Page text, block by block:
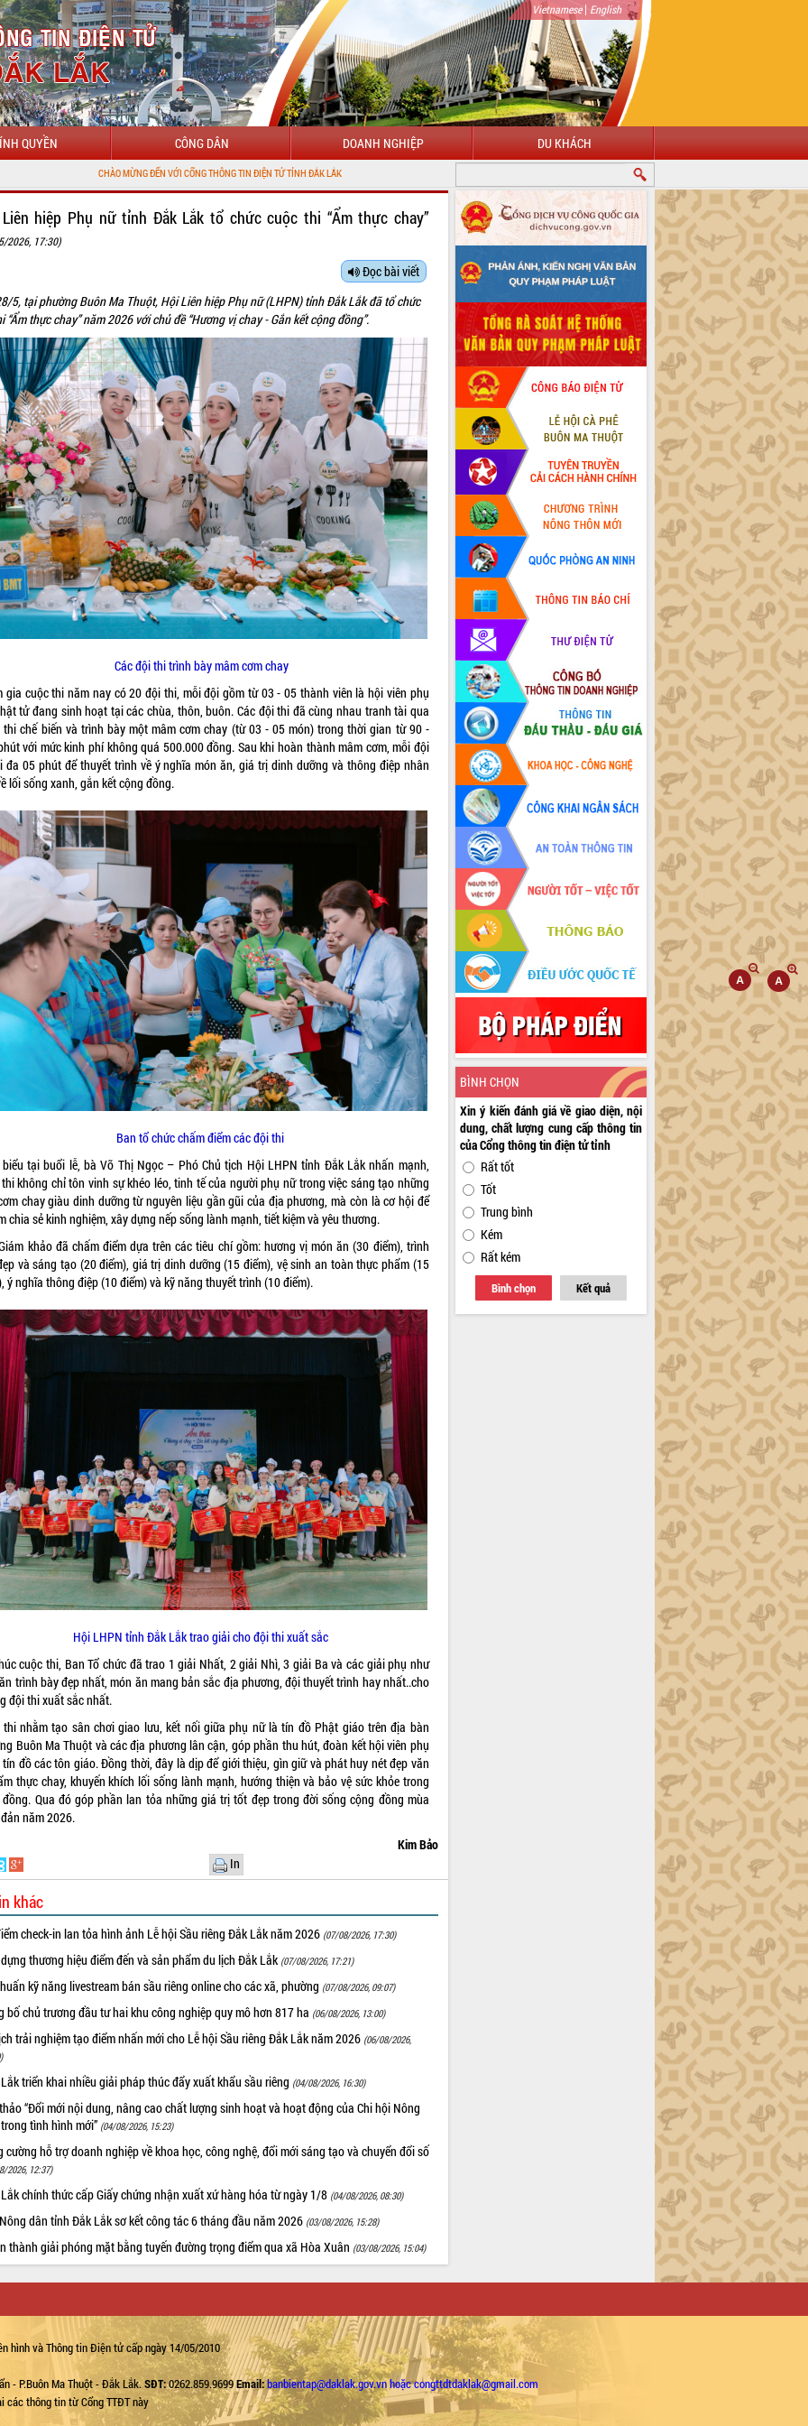
Vietnamese| English
QUYỀN CÔNG DÂN DOANH NGHIỆP DU KHÁCH
CHÀO MỪNG ĐẾN VỚI CỔNG THÔNG TIN ĐIỆN TỬ TỈNH ĐẮK LẮK
hiệp Phụ nữ tỉnh Đắk Lắk tổ chức cuộc thi “Ẩm thực chay”
2026, 17:30)
Đọc bài viết
5, tại phường Buôn Ma Thuột, Hội Liên hiệp Phụ nữ (LHPN) tỉnh Đắk Lắk đã tổ chức
“Ẩm thực chay” năm 2026 với chủ đề “Hương vị chay - Gắn kết cộng đồng”.
Các đội thi trình bày mâm cơm chay
gia cuộc thi năm nay có 20 đội thi, mỗi đội gồm từ 03 - 05 thành viên là hội viên phụ
tử đang sinh hoạt tại các chùa, thôn, buôn. Các đội thi đã cùng nhau tranh tài qua
thi chế biến và trình bày một mâm cơm chay (từ 03 - 05 món) trong thời gian từ 90 -
với mức kinh phí không quá 500.000 đồng. Sau khi hoàn thành mâm cơm, mỗi đội
đa 05 phút để thuyết trình về ý nghĩa món ăn, giá trị dinh dưỡng và thông điệp nhân
lối sống xanh, gắn kết cộng đồng.
Ban tổ chức chấm điểm các đội thi
tại buổi lễ, bà Võ Thị Ngọc – Phó Chủ tịch Hội LHPN tỉnh Đắk Lắk nhấn mạnh,
không chỉ tôn vinh sự khéo léo, tinh tế của người phụ nữ trong việc sáng tạo những
chay giàu dinh dưỡng từ nguyên liệu gần gũi của địa phương, mà còn là cơ hội để
chia sẻ kinh nghiệm, xây dựng nếp sống lành mạnh, tiết kiệm và yêu thương.
khảo đã chấm điểm dựa trên các tiêu chí gồm: hương vị món ăn (30 điểm), trình
và sáng tạo (20 điểm), giá trị dinh dưỡng (15 điểm), vệ sinh an toàn thực phẩm (15
ý nghĩa thông điệp (10 điểm) và kỹ năng thuyết trình (10 điểm).
Hội LHPN tỉnh Đắk Lắk trao giải cho đội thi xuất sắc
cuộc thi, Ban Tổ chức đã trao 1 giải Nhất, 2 giải Nhì, 3 giải Ba và các giải phụ như
trình bày đẹp nhất, món ăn mang bản sắc địa phương, đội thuyết trình hay nhất..cho
đội thi xuất sắc nhất.
thi nhằm tạo sân chơi giao lưu, kết nối giữa phụ nữ là tín đồ Phật giáo trên địa bàn
Buôn Ma Thuột và các địa phương lân cận, góp phần thu hút, đoàn kết hội viên phụ
đồ các tôn giáo. Đồng thời, đây là dịp để giới thiệu, gìn giữ và phát huy nét đẹp văn
thực chay, khuyến khích lối sống lành mạnh, hướng thiện và bảo vệ sức khỏe trong
đồng. Qua đó góp phần lan tỏa những giá trị tốt đẹp trong đời sống cộng đồng mùa
năm 2026.
Kim Bảo
In
khác
check-in lan tỏa hình ảnh Lễ hội Sầu riêng Đắk Lắk năm 2026 (07/08/2026, 17:30)
thương hiệu điểm đến và sản phẩm du lịch Đắk Lắk (07/08/2026, 17:21)
kỹ năng livestream bán sầu riêng online cho các xã, phường (07/08/2026, 09:07)
bố chủ trương đầu tư hai khu công nghiệp quy mô hơn 817 ha (06/08/2026, 13:00)
trải nghiệm tạo điểm nhấn mới cho Lễ hội Sầu riêng Đắk Lắk năm 2026 (06/08/2026,
triển khai nhiều giải pháp thúc đẩy xuất khẩu sầu riêng (04/08/2026, 16:30)
“Đổi mới nội dung, nâng cao chất lượng sinh hoạt và hoạt động của Chi hội Nông
tình hình mới” (04/08/2026, 15:23)
cường hỗ trợ doanh nghiệp về khoa học, công nghệ, đổi mới sáng tạo và chuyển đổi số
2026, 12:37)
chính thức cấp Giấy chứng nhận xuất xứ hàng hóa từ ngày 1/8 (04/08/2026, 08:30)
dân tỉnh Đắk Lắk sơ kết công tác 6 tháng đầu năm 2026 (03/08/2026, 15:28)
thành giải phóng mặt bằng tuyến đường trọng điểm qua xã Hòa Xuân (03/08/2026, 15:04)
BÌNH CHỌN
Xin ý kiến đánh giá về giao diện, nội
dung, chất lượng cung cấp thông tin
của Cổng thông tin điện tử tỉnh
Rất tốt
Tốt
Trung bình
Kém
Rất kém
Bình chọn Kết quả
hình và Thông tin Điện tử cấp ngày 14/05/2010
- P.Buôn Ma Thuột - Đắk Lắk.SĐT:0262.859.9699Email:banbientap@daklak.gov.vn hoặc congttdtdaklak@gmail.com
các thông tin từ Cổng TTĐT này